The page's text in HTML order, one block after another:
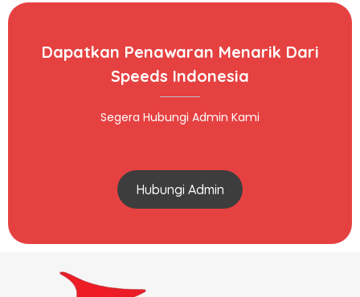
Dapatkan Penawaran Menarik Dari
Speeds Indonesia
Segera Hubungi Admin Kami
Hubungi Admin